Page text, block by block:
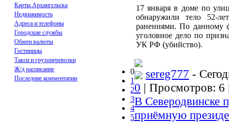
Карты Архангельска
Недвижимость
Адреса и телефоны
Городские службы
Обмен валюты
Гостиницы
Такси и грузоперевозки
Ж/д расписание
Последние комментарии
17 января в доме по
обнаружили тело 52-
ранениями. По данному
уголовное дело по
УК РФ (убийство).
0
1
2
3
4
5
sereg777 -
0 | Просмотров:
В Северодвинске
приёмную